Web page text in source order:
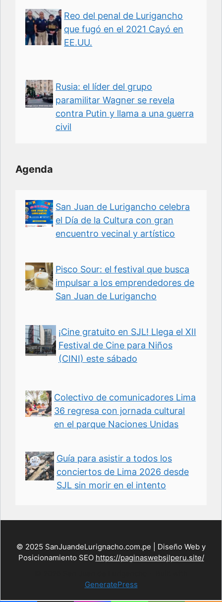
Reo del penal de Lurigancho
que fugó en el 2021 Cayó en
EE.UU.
Rusia: el líder del grupo
paramilitar Wagner se revela
contra Putin y llama a una guerra
civil
Agenda
San Juan de Lurigancho celebra
el Día de la Cultura con gran
encuentro vecinal y artístico
Pisco Sour: el festival que busca
impulsar a los emprendedores de
San Juan de Lurigancho
¡Cine gratuito en SJL! Llega el XII
Festival de Cine para Niños
(CINI) este sábado
Colectivo de comunicadores Lima
36 regresa con jornada cultural
en el parque Naciones Unidas
Guía para asistir a todos los
conciertos de Lima 2026 desde
SJL sin morir en el intento
© 2025 SanJuandeLurignacho.com.pe | Diseño Web y
Posicionamiento SEO https://paginaswebsjlperu.site/
GeneratePress